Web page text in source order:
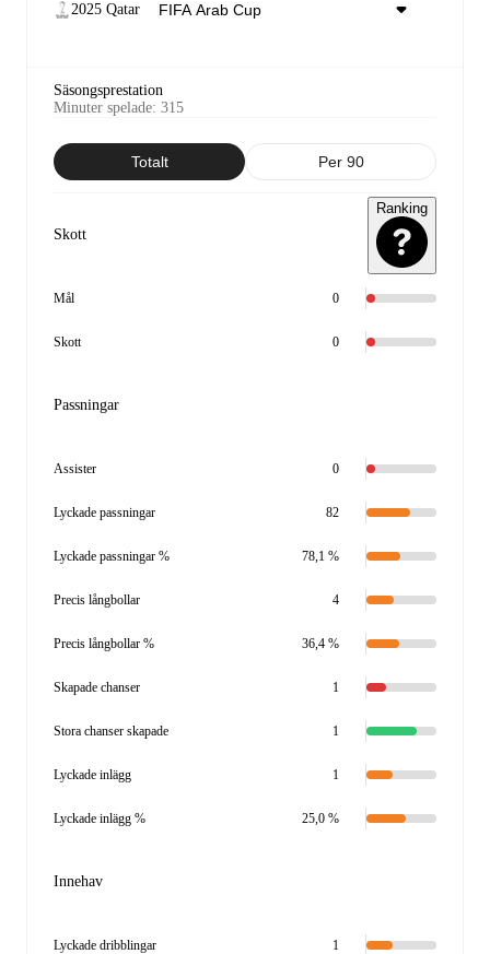
2025 Qatar
Säsongsprestation
Minuter spelade: 315
Totalt Per 90
Skott
Ranking
Mål 0
Skott 0
Passningar
Assister 0
Lyckade passningar 82
Lyckade passningar % 78,1 %
Precis långbollar 4
Precis långbollar % 36,4 %
Skapade chanser 1
Stora chanser skapade 1
Lyckade inlägg 1
Lyckade inlägg % 25,0 %
Innehav
Lyckade dribblingar 1